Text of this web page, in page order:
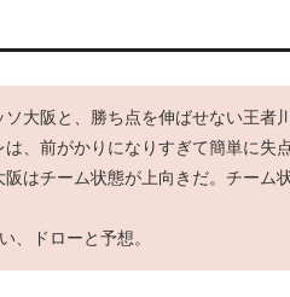
ソ大阪と、勝ち点を伸ばせない王者
は、前がかりになりすぎて簡単に失
はチーム状態が上向きだ。チーム
、ドローと予想。